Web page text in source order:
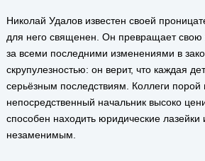
Николай Удалов известен своей
для него священен. Он превращает свою
за всеми последними изменениями в
скрупулезностью: он верит, что каждая
серьёзным последствиям. Коллеги порой
непосредственный начальник высоко
способен находить юридические
незаменимым.